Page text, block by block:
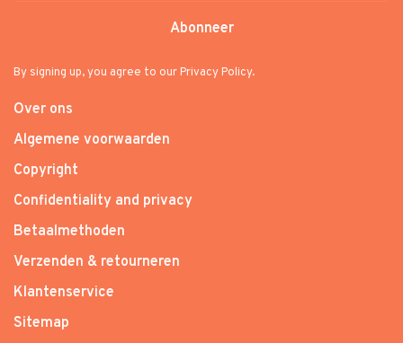
Abonneer
By signing up, you agree to our Privacy Policy.
Over ons
Algemene voorwaarden
Copyright
Confidentiality and privacy
Betaalmethoden
Verzenden & retourneren
Klantenservice
Sitemap